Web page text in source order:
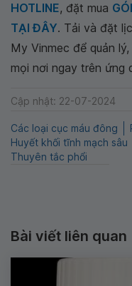
HOTLINE, đặt mua
TẠI ĐÂY. Tải và đặt
My Vinmec để quản
mọi nơi ngay trên ứng
Cập nhật: 22-07-2024
Các loại cục máu đông
Huyết khối tĩnh mạch sâu
Thuyên tắc phổi
Bài viết liên quan